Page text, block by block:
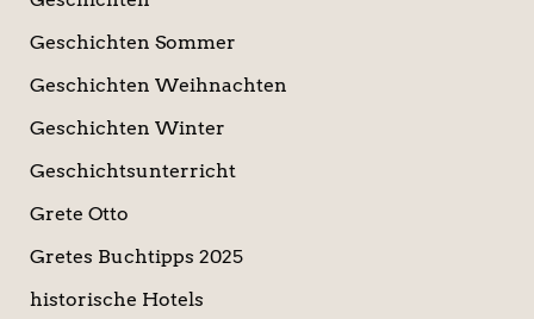
Geschichten Sommer
Geschichten Weihnachten
Geschichten Winter
Geschichtsunterricht
Grete Otto
Gretes Buchtipps 2025
historische Hotels